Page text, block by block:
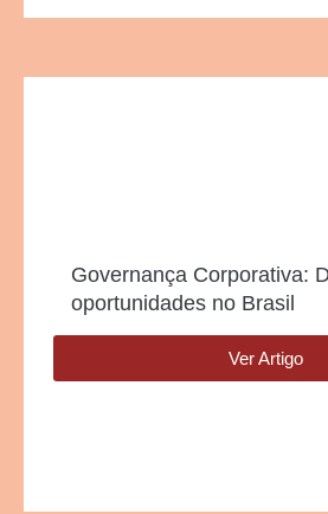
Governança Corporativa:
oportunidades no Brasil
Ver Artigo